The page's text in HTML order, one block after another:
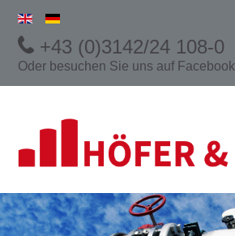
+43 (0)3142/24 108-0
Oder besuchen Sie uns auf Facebook